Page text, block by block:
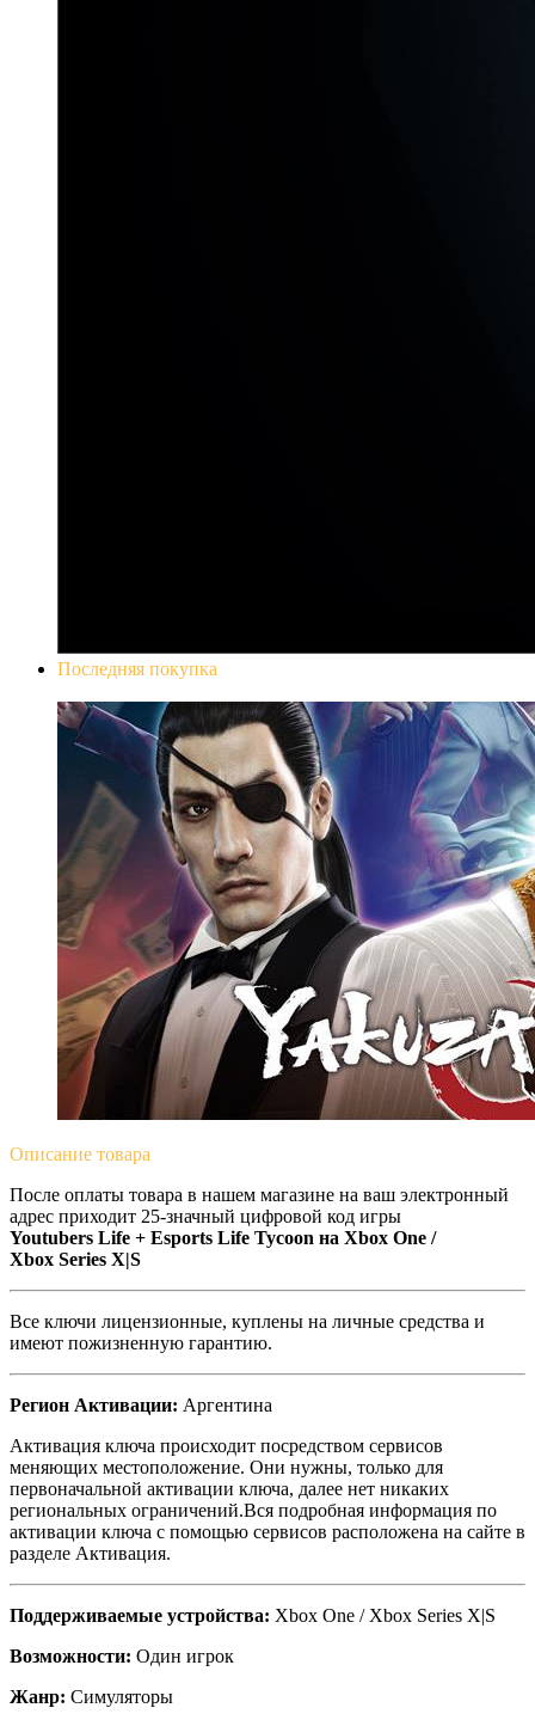
Последняя покупка
Описание товара
После оплаты товара в нашем магазине на ваш электронный
адрес приходит 25-значный цифровой код игры
Youtubers Life + Esports Life Tycoon на Xbox One /
Xbox Series X|S
Все ключи лицензионные, куплены на личные средства и
имеют пожизненную гарантию.
Регион Активации: Аргентина
Активация ключа происходит посредством сервисов
меняющих местоположение. Они нужны, только для
первоначальной активации ключа, далее нет никаких
региональных ограничений.Вся подробная информация по
активации ключа с помощью сервисов расположена на сайте в
разделе Активация.
Поддерживаемые устройства: Xbox One / Xbox Series X|S
Возможности: Один игрок
Жанр: Симуляторы